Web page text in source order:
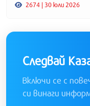
2674 | 30 юли 2026
Следвай
Включи се с
си винаги